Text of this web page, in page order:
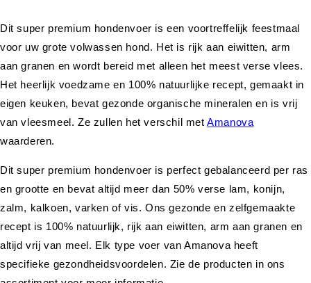
Dit super premium hondenvoer is een voortreffelijk feestmaal
voor uw grote volwassen hond. Het is rijk aan eiwitten, arm
aan granen en wordt bereid met alleen het meest verse vlees.
Het heerlijk voedzame en 100% natuurlijke recept, gemaakt in
eigen keuken, bevat gezonde organische mineralen en is vrij
van vleesmeel. Ze zullen het verschil metAmanova
waarderen.
Dit super premium hondenvoer is perfect gebalanceerd per ras
en grootte en bevat altijd meer dan 50% verse lam, konijn,
zalm, kalkoen, varken of vis. Ons gezonde en zelfgemaakte
recept is 100% natuurlijk, rijk aan eiwitten, arm aan granen en
altijd vrij van meel. Elk type voer van Amanova heeft
specifieke gezondheidsvoordelen. Zie de producten in ons